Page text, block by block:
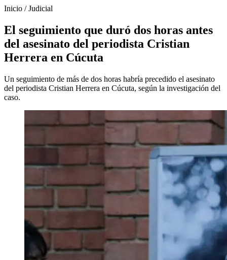
Inicio /Judicial
El seguimiento que duró dos horas antes
del asesinato del periodista Cristian
Herrera en Cúcuta
Un seguimiento de más de dos horas habría precedido el asesinato
del periodista Cristian Herrera en Cúcuta, según la investigación del
caso.